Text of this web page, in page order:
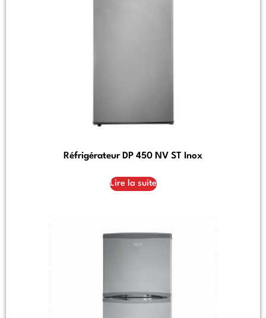
Réfrigérateur DP 450 NV ST Inox
Lire la suite